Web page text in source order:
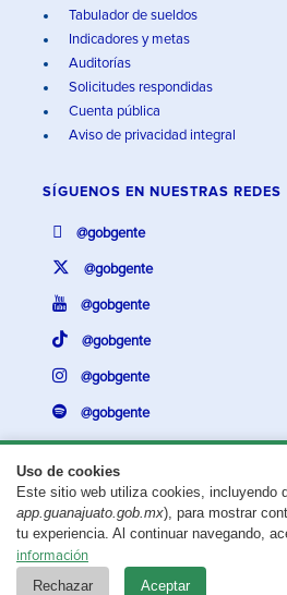
Uso de cookies
Este sitio web utiliza cookies, incluyendo
app.guanajuato.gob.mx), para mostrar
tu experiencia. Al continuar navegando,
información
Rechazar Aceptar
Tabulador de sueldos
Indicadores y metas
Auditorías
Solicitudes respondidas
Cuenta pública
Aviso de privacidad integral
SÍGUENOS EN NUESTRAS REDES
@gobgente
@gobgente
@gobgente
@gobgente
@gobgente
@gobgente
¿Existe algún problema con esta
Aviso legal